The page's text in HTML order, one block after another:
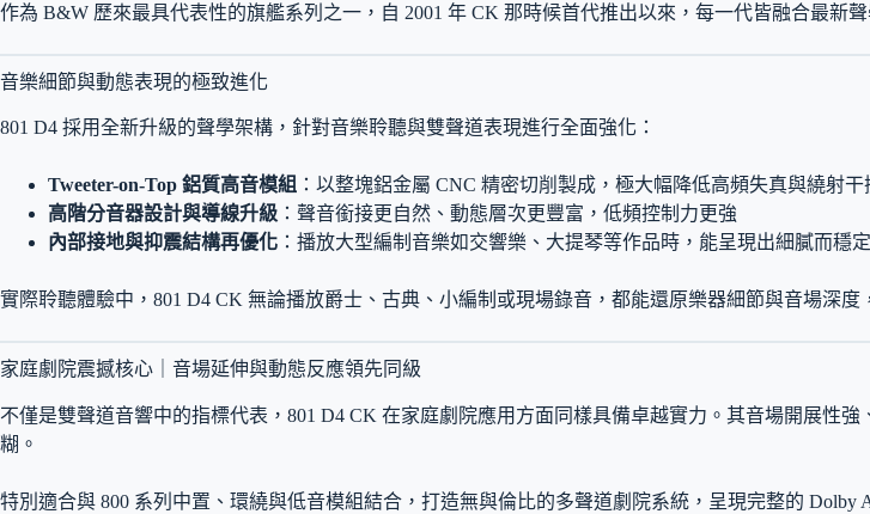
作為 B&W 歷來最具代表性的旗艦系列之一，自 2001 年 CK 那時候首代推出以來，每一代皆融合最新
音樂細節與動態表現的極致進化
801 D4 採用全新升級的聲學架構，針對音樂聆聽與雙聲道表現進行全面強化：
Tweeter-on-Top 鋁質高音模組 ：以整塊鋁金屬 CNC 精密切削製成，極大幅降低高頻失真與繞射
高階分音器設計與導線升級 ：聲音銜接更自然、動態層次更豐富，低頻控制力更強
內部接地與抑震結構再優化 ：播放大型編制音樂如交響樂、大提琴等作品時，能呈現出細膩而穩
實際聆聽體驗中，801 D4 CK 無論播放爵士、古典、小編制或現場錄音，都能還原樂器細節與音場深
家庭劇院震撼核心｜音場延伸與動態反應領先同級
不僅是雙聲道音響中的指標代表，801 D4 CK 在家庭劇院應用方面同樣具備卓越實力。其音場開展性
糊。
特別適合與 800 系列中置、環繞與低音模組結合，打造無與倫比的多聲道劇院系統，呈現完整的 Dolby